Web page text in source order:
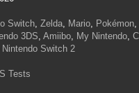
Switch, Zelda, Mario, Pokémon,
3DS, Amiibo, My Nintendo,
Nintendo Switch 2
Tests